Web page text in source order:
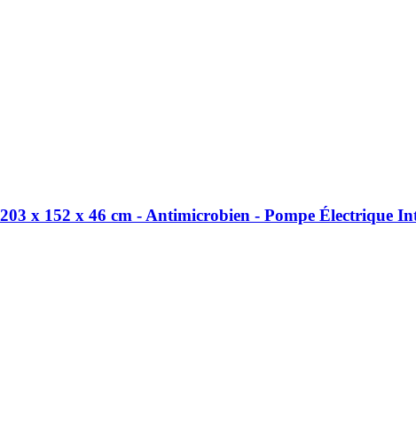
x 152 x 46 cm -​ Antimicrobien -​ Pompe Électrique